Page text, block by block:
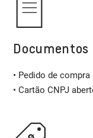
Documentos
• Pedido de compra
• Cartão CNPJ